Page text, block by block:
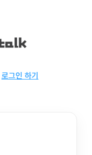
로그인 하기